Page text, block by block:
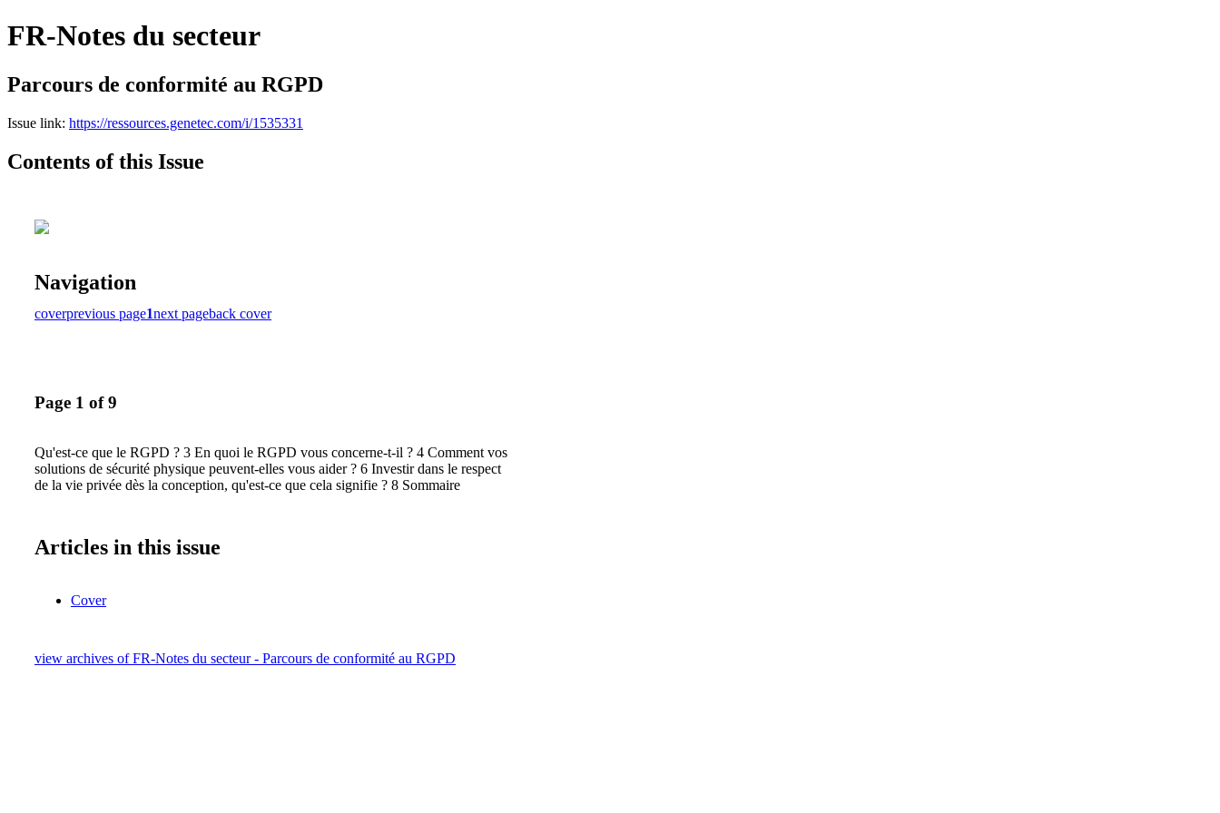
FR-Notes du secteur
Parcours de conformité au RGPD
Issue link: https://ressources.genetec.com/i/1535331
Contents of this Issue
Navigation
coverprevious page1next pageback cover
Page 1 of 9
Qu'est-ce que le RGPD ? 3 En quoi le RGPD vous concerne-t-il ? 4 Comment vos
solutions de sécurité physique peuvent-elles vous aider ? 6 Investir dans le respect
de la vie privée dès la conception, qu'est-ce que cela signifie ? 8 Sommaire
Articles in this issue
Cover
view archives of FR-Notes du secteur - Parcours de conformité au RGPD